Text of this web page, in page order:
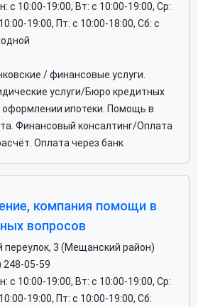
c 10:00-19:00, Вт: c 10:00-19:00, Ср:
19:00, Пт: c 10:00-18:00, Сб: c
/ финансовые услуги.
услуги/Бюро кредитных
ипотеки. Помощь в
Финансовый консалтинг/Оплата
Оплата через банк
компания помощи в
вопросов
переулок, 3 (Мещанский район)
248-05-59
c 10:00-19:00, Вт: c 10:00-19:00, Ср:
19:00, Пт: c 10:00-19:00, Сб: